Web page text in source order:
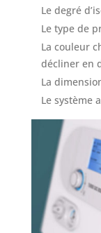
Le degré
Le type de
La couleur
décliner en
La
Le système